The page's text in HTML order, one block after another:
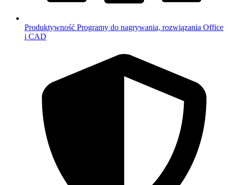
Produktywność Programy do nagrywania, rozwiązania Office
i CAD